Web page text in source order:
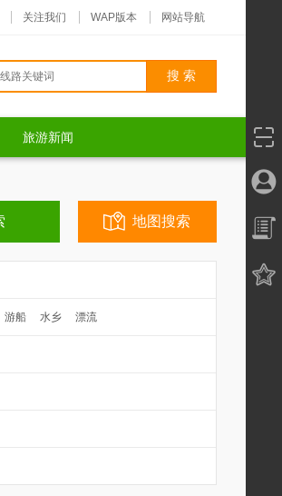
关注我们 WAP版本 网站导航
旅游新闻
地图搜索
游船 水乡 漂流